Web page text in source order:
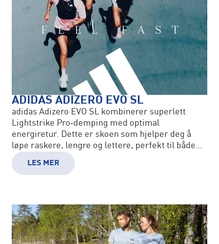
ADIDAS ADIZERO EVO SL
adidas Adizero EVO SL kombinerer superlett
Lightstrike Pro‑demping med optimal
energiretur. Dette er skoen som hjelper deg å
løpe raskere, lengre og lettere, perfekt til både
trening og konkurranse.
LES MER